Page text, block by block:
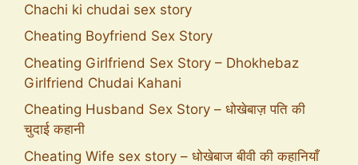
Chachi ki chudai sex story
Cheating Boyfriend Sex Story
Cheating Girlfriend Sex Story – Dhokhebaz
Girlfriend Chudai Kahani
Cheating Husband Sex Story – धोखेबाज़ पति की
चुदाई कहानी
Cheating Wife sex story – धोखेबाज बीवी की कहानियाँ